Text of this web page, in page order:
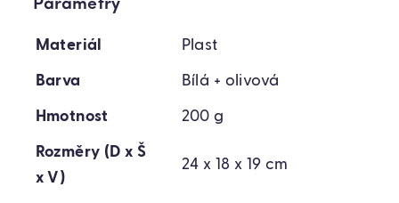
Parametry
Materiál Plast
Barva Bílá + olivová
Hmotnost 200 g
Rozměry (D x Š
x V)
24 x 18 x 19 cm